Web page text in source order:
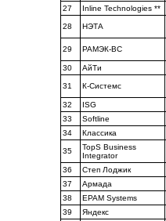
27
Inline Technologies **
28 НЭТА
29 РАМЭК-ВС
30
АйТи
31 К-Системс
32 ISG
33
Softline
34
Классика
35
TopS Business
Integrator
36 Степ Лоджик
37
Армада
38
EPAM Systems
39
Яндекс